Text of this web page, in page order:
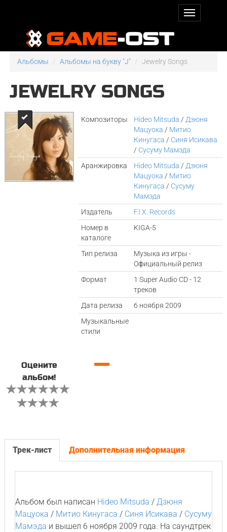
Альбомы Альбомы на букву "J" Jewelry Songs
JEWELRY SONGS
Композиторы Hideo Mitsuda / Дзюня
Мацуока / Митио
Кинугаса / Синя Исикава
/ Сусуму Мамэда
Аранжировка
Hideo Mitsuda / Дзюня
Мацуока / Митио
Кинугаса / Сусуму
Мамэда
Издатель
F.I.X. Records
Номер в
каталоге
KIGA-5
Тип релиза
Музыка из игры -
Официальный релиз
Формат
1 Super Audio CD - 12
треков
Дата релиза
6 ноября 2009
Музыкальные
стили
Оцените
альбом!
—
Трек-лист Дополнительная информация
Альбом был написан Hideo Mitsuda / Дзюня
Мацуока / Митио Кинугаса / Синя Исикава / Сусуму
Мамэда и вышел 6 ноября 2009 года. На саундтрек